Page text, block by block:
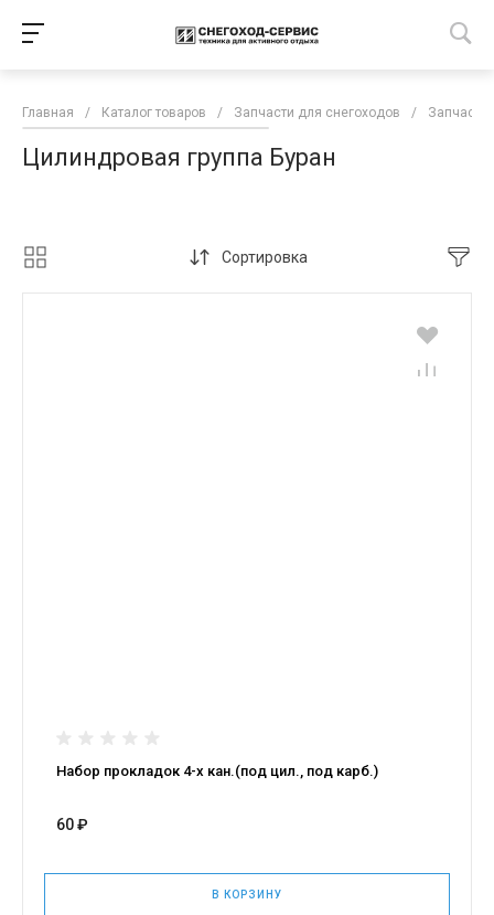
Главная / Каталог товаров / Запчасти для снегоходов / Запчасти
Цилиндровая группа Буран
Сортировка
Набор прокладок 4-х кан.(под цил., под карб.)
60 ₽
В КОРЗИНУ